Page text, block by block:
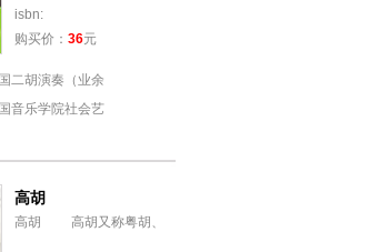
isbn:
购买价： 36元
二胡演奏（业余
音乐学院社会艺
高胡
高胡 高胡又称粤胡、